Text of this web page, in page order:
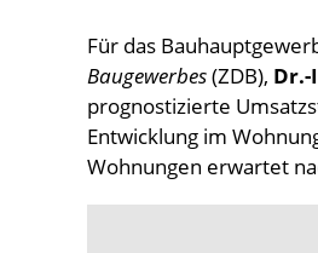
Für das
Baugewerbes(ZDB), Dr.-
prognostizierte
Entwicklung im
Wohnungen erwartet